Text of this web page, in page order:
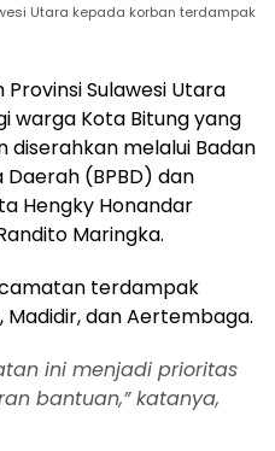
Utara kepada korban terdampak
Sulawesi Utara
warga Kota Bitung yang
diserahkan melalui Badan
(BPBD) dan
Hengky Honandar
Maringka.
terdampak
Madidir, dan Aertembaga.
ini menjadi prioritas
bantuan,” katanya,